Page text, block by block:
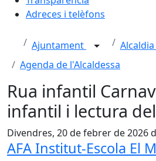
Adreces i telèfons
Ajuntament
Agenda de l'Alcaldessa
Rua infantil
infantil i lectura
Divendres, 20 de febrer de 2026
AFA Institut-Escola El